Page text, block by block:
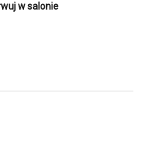
w salonie